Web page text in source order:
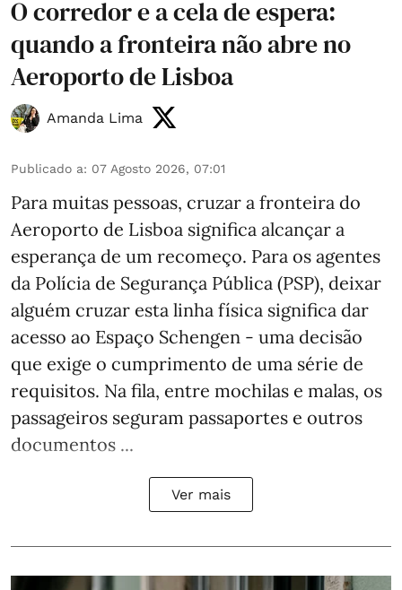
O corredor e a cela de espera:
quando a fronteira não abre no
Aeroporto de Lisboa
Amanda Lima
Publicado a: 07 Agosto 2026, 07:01
Para muitas pessoas, cruzar a fronteira do
Aeroporto de Lisboa significa alcançar a
esperança de um recomeço. Para os agentes
da Polícia de Segurança Pública (PSP), deixar
alguém cruzar esta linha física significa dar
acesso ao Espaço Schengen - uma decisão
que exige o cumprimento de uma série de
requisitos. Na fila, entre mochilas e malas, os
passageiros seguram passaportes e outros
documentos ...
Ver mais